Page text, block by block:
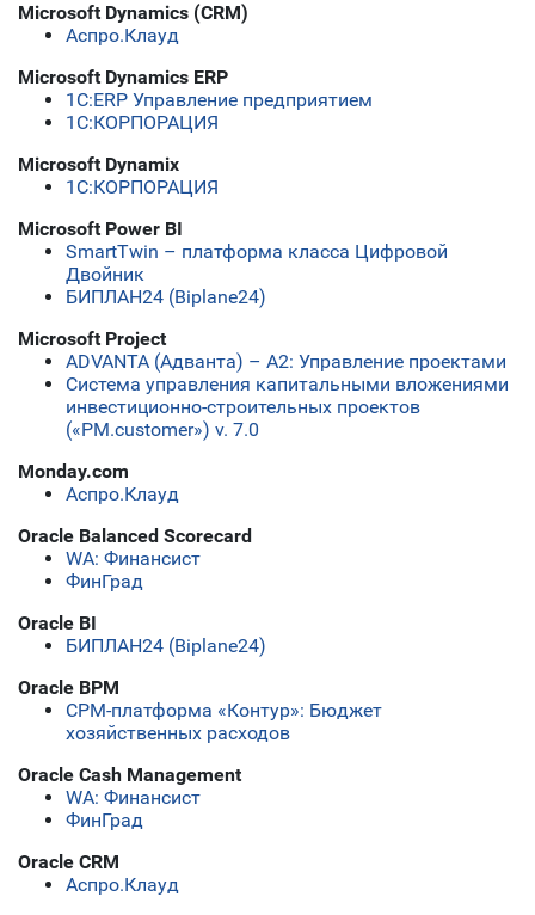
Microsoft Dynamics (CRM)
Аспро.Клауд
Microsoft Dynamics ERP
1C:ERP Управление предприятием
1С:КОРПОРАЦИЯ
Microsoft Dynamix
1С:КОРПОРАЦИЯ
Microsoft Power BI
SmartTwin – платформа класса Цифровой
Двойник
БИПЛАН24 (Biplane24)
Microsoft Project
ADVANTA (Адванта) – А2: Управление проектами
Система управления капитальными вложениями
инвестиционно-строительных проектов
(«PM.customer») v. 7.0
Monday.com
Аспро.Клауд
Oracle Balanced Scorecard
WA: Финансист
ФинГрад
Oracle BI
БИПЛАН24 (Biplane24)
Oracle BPM
СРМ-платформа «Контур»: Бюджет
хозяйственных расходов
Oracle Cash Management
WA: Финансист
ФинГрад
Oracle CRM
Аспро.Клауд